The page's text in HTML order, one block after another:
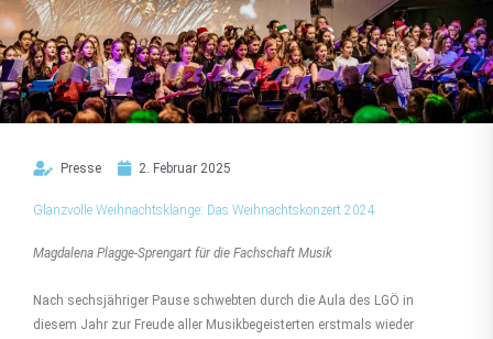
Presse 2. Februar 2025
Glanzvolle Weihnachtsklänge: Das Weihnachtskonzert 2024
Magdalena Plagge-Sprengart für die Fachschaft Musik
Nach sechsjähriger Pause schwebten durch die Aula des LGÖ in
diesem Jahr zur Freude aller Musikbegeisterten erstmals wieder